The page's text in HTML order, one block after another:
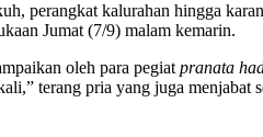
perangkat kalurahan hingga
Jumat (7/9) malam kemarin.
oleh para pegiat pranata
terang pria yang juga menjabat